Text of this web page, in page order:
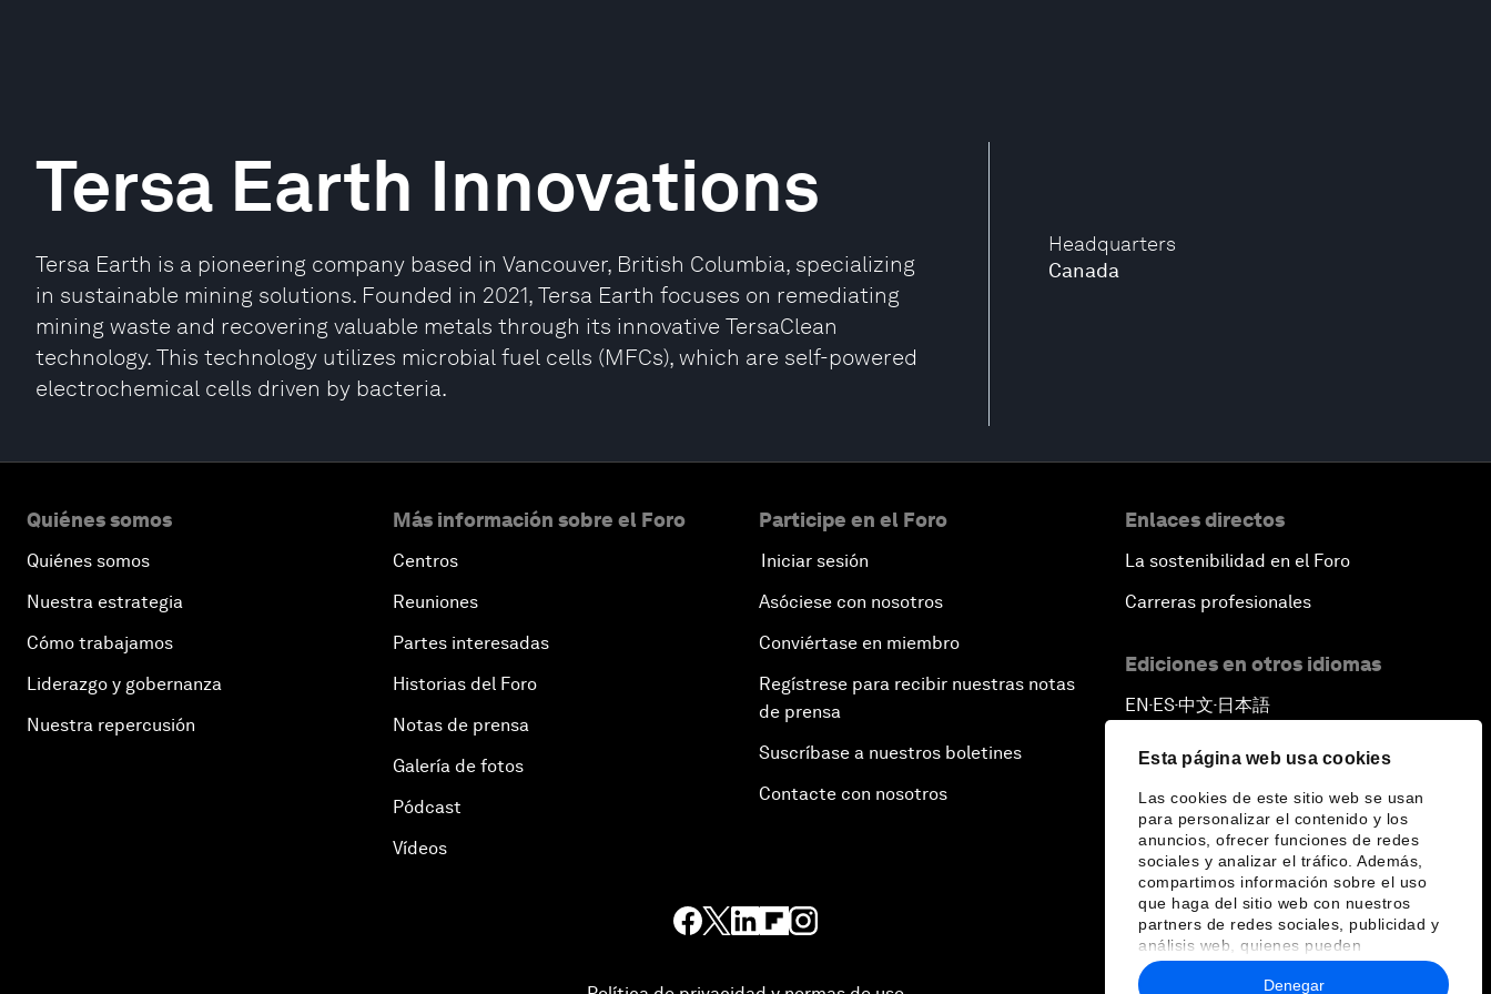
Esta página web usa cookies
Las cookies de este sitio web se usan
para personalizar el contenido y los
anuncios, ofrecer funciones de redes
sociales y analizar el tráfico. Además,
compartimos información sobre el uso
que haga del sitio web con nuestros
partners de redes sociales, publicidad y
análisis web, quienes pueden
combinarla con otra información que les
haya proporcionado o que hayan
Denegar
Headquarters
Canada
Tersa Earth Innovations
Tersa Earth is a pioneering company based in Vancouver, British Columbia, specializing
in sustainable mining solutions. Founded in 2021, Tersa Earth focuses on remediating
mining waste and recovering valuable metals through its innovative TersaClean
technology. This technology utilizes microbial fuel cells (MFCs), which are self-powered
electrochemical cells driven by bacteria.
Quiénes somos
Quiénes somos
Nuestra estrategia
Cómo trabajamos
Liderazgo y gobernanza
Nuestra repercusión
Más información sobre el Foro
Centros
Reuniones
Partes interesadas
Historias del Foro
Notas de prensa
Galería de fotos
Pódcast
Vídeos
Participe en el Foro
Iniciar sesión
Asóciese con nosotros
Conviértase en miembro
Regístrese para recibir nuestras notas
de prensa
Suscríbase a nuestros boletines
Contacte con nosotros
Enlaces directos
La sostenibilidad en el Foro
Carreras profesionales
Ediciones en otros idiomas
EN ▪ES▪中文▪ 日本語